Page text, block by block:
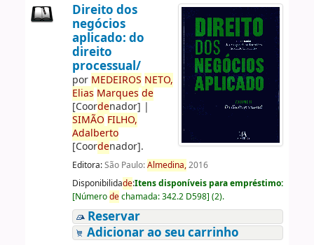
Direito dos
negócios
aplicado: do
direito
processual/
por MEDEIROS NETO,
Elias Marques de
[Coordenador] |
SIMÃO FILHO,
Adalberto
[Coordenador].
Editora:São Paulo:Almedina,2016
Disponibilidade:Itens disponíveis para empréstimo:
[Númerodechamada:342.2 D598] (2).
Reservar
Adicionar ao seu carrinho